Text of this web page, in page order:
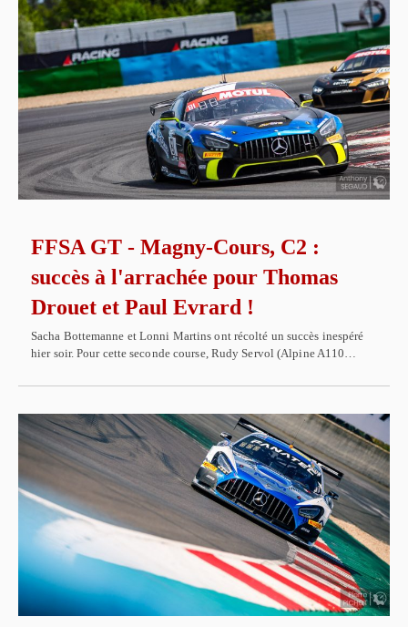
FFSA GT - Magny-Cours, C2 :
succès à l'arrachée pour Thomas
Drouet et Paul Evrard !
Sacha Bottemanne et Lonni Martins ont récolté un succès inespéré
hier soir. Pour cette seconde course, Rudy Servol (Alpine A110…